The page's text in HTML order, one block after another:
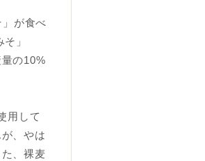
が食べ
」
の10%
用して
、やは
、裸麦